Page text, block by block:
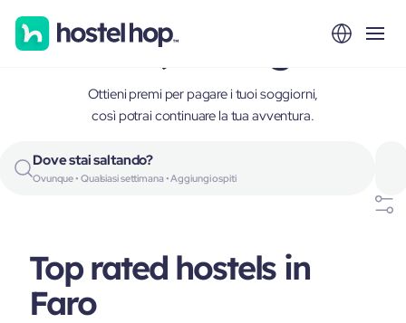
Faro, Portugal
Ottieni premi per pagare i tuoi soggiorni,
così potrai continuare la tua avventura.
Dove stai saltando?
Ovunque • Qualsiasi settimana • Aggiungi ospiti
Top rated hostels in
Faro